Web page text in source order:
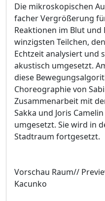
Die mikroskopischen
facher Vergrößerung
Reaktionen im Blut und
winzigsten Teilchen,
Echtzeit analysiert und
akustisch umgesetzt.
diese
Choreographie von
Zusammenarbeit mit
Sakka und Joris
umgesetzt. Sie wird in
Stadtraum fortgesetzt.
Vorschau Raum//
Kacunko